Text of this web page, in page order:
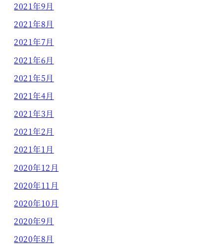
2021年9月
2021年8月
2021年7月
2021年6月
2021年5月
2021年4月
2021年3月
2021年2月
2021年1月
2020年12月
2020年11月
2020年10月
2020年9月
2020年8月